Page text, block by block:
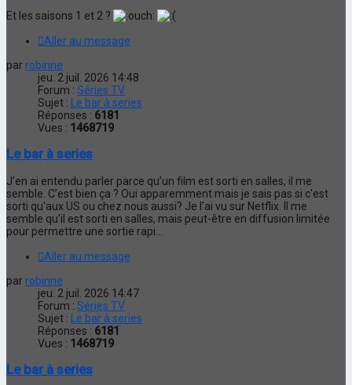
Et les saisons 1 et 2 ?
Aller au message
par robinne
jeu. 2 juil. 2026 14:48
Forum : Séries TV
Sujet :
Le bar à series
Réponses : 6181
Vues : 1468719
Le bar à series
J’en ai entendu parler parce qu’un film est sorti en salles, il me
semble. C’est bien ça ? Oui apparemment mais je sais pas si c'est
sorti qu'aux US ou chez nous aussi? Je l'ai vu sur Netflix. Il me
semble qu'il est sorti en salles, mais peut-être en diffusion limitée
pour permettre une sortie rapi...
Aller au message
par robinne
jeu. 2 juil. 2026 14:47
Forum : Séries TV
Sujet :
Le bar à series
Réponses : 6181
Vues : 1468719
Le bar à series